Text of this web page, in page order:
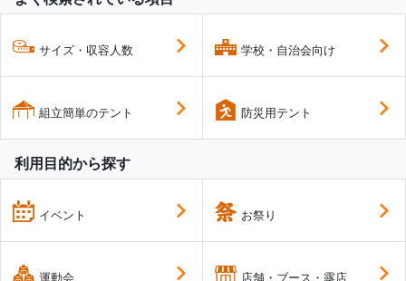
サイズ・収容人数
組立簡単のテント
学校・自治会向け
防災用テント
利用目的から探す
イベント
運動会
お祭り
店舗・ブース・露店